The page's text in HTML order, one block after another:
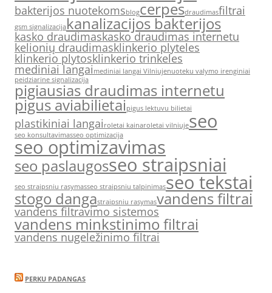
bakterijos nuotekomsblogcerpesdraudimasfiltrai
gsm signalizacijakanalizacijos bakterijos
kasko draudimaskasko draudimas internetu
kelionių draudimasklinkerio plyteles
klinkerio plytosklinkerio trinkeles
mediniai langai mediniai langai Vilniujenuoteku valymo irenginiai
peidziarine signalizacija
pigiausias draudimas internetu
pigus aviabilietaipigus lektuvu bilietai
plastikiniai langai roletai kainaroletai vilniujeseo
seo konsultavimasseo optimizacija
seo optimizavimas
seo paslaugosseo straipsniai
seo straipsniu rasymasseo straipsniu talpinimasseo tekstai
stogo dangastraipsniu rasymasvandens filtrai
vandens filtravimo sistemos
vandens minkstinimo filtrai
vandens nugeležinimo filtrai
PERKU PADANGAS